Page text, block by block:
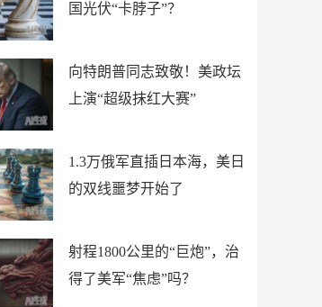
国光伏“卡脖子”？
向特朗普同志致敬！美政坛
上演“超级抹红大赛”
1.3万俄军直插日本海，美日
的双线噩梦开始了
射程1800公里的“巨炮”，治
得了美军“焦虑”吗？